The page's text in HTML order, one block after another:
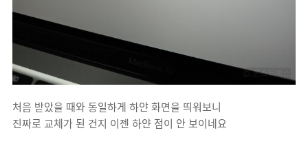
처음 받았을 때와 동일하게 하얀 화면을 띄워보니
진짜로 교체가 된 건지 이젠 하얀 점이 안 보이네요